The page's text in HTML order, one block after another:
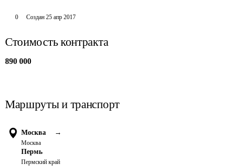
0 Создан 25 апр 2017
Стоимость контракта
890 000
Маршруты и транспорт
Москва →
Москва
Пермь
Пермский край